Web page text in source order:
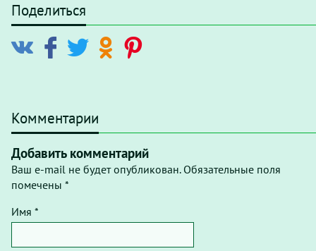
Поделиться
Комментарии
Добавить комментарий
Ваш e-mail не будет опубликован. Обязательные поля
помечены *
Имя *